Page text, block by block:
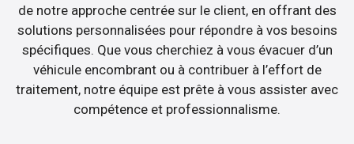
de notre approche centrée sur le client, en offrant des
solutions personnalisées pour répondre à vos besoins
spécifiques. Que vous cherchiez à vous évacuer d’un
véhicule encombrant ou à contribuer à l’effort de
traitement, notre équipe est prête à vous assister avec
compétence et professionnalisme.